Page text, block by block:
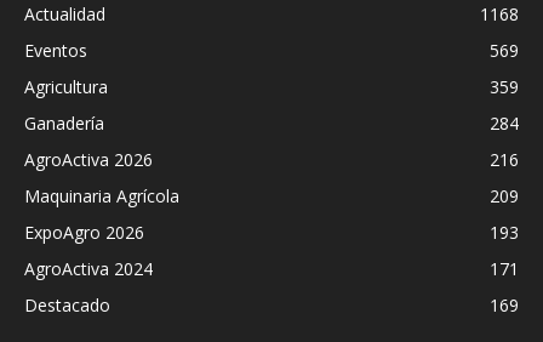
Actualidad
1168
Eventos
569
Agricultura
359
Ganadería
284
AgroActiva 2026
216
Maquinaria Agrícola
209
ExpoAgro 2026
193
AgroActiva 2024
171
Destacado
169